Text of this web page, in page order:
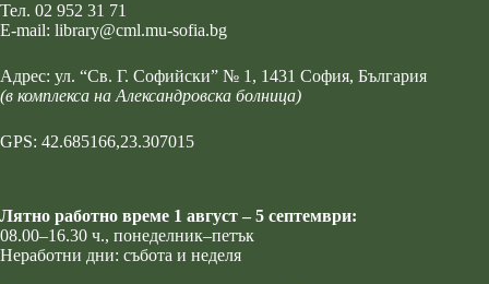
Тел. 02 952 31 71
Е-mail: library@cml.mu-sofia.bg
Адрес: ул. “Св. Г. Софийски” № 1 , 1431 София, България
(в комплекса на Александровска болница)
GPS: 42.685166,23.307015
Лятно работно време 1 август – 5 септември:
08.00–16.30 ч., понеделник–петък
Неработни дни: събота и неделя